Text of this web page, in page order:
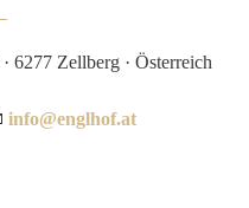
· 6277 Zellberg · Österreich
info@englhof.at